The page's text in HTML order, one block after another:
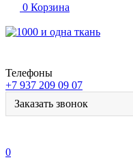
0 Корзина
Телефоны
+7 937 209 09 07
Заказать звонок
0